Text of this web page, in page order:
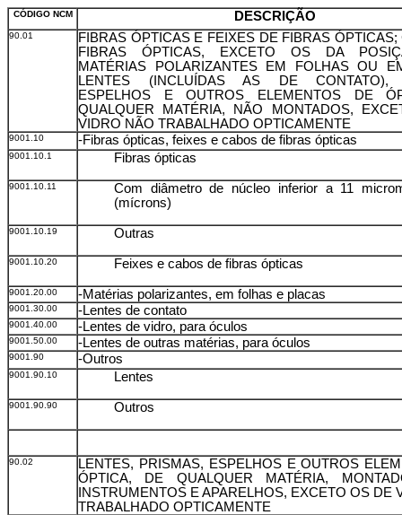
CÓDIGO NCM DESCRIÇÃO
90.01
FIBRAS ÓPTICAS E FEIXES DE FIBRAS
FIBRAS ÓPTICAS, EXCETO OS DA
MATÉRIAS POLARIZANTES EM FOLHAS OU
LENTES (INCLUÍDAS AS DE CONTATO),
ESPELHOS E OUTROS ELEMENTOS DE
QUALQUER MATÉRIA, NÃO MONTADOS,
VIDRO NÃO TRABALHADO OPTICAMENTE
9001.10 -Fibras ópticas, feixes e cabos de fibras ópticas
9001.10.1 Fibras ópticas
9001.10.11
Com diâmetro de núcleo inferior a 11
(mícrons)
9001.10.19 Outras
9001.10.20 Feixes e cabos de fibras ópticas
9001.20.00 -Matérias polarizantes, em folhas e placas
9001.30.00 -Lentes de contato
9001.40.00 -Lentes de vidro, para óculos
9001.50.00 -Lentes de outras matérias, para óculos
9001.90 -Outros
9001.90.10 Lentes
9001.90.90 Outros
90.02
LENTES, PRISMAS, ESPELHOS E OUTROS
ÓPTICA, DE QUALQUER MATÉRIA,
INSTRUMENTOS E APARELHOS, EXCETO OS DE
TRABALHADO OPTICAMENTE